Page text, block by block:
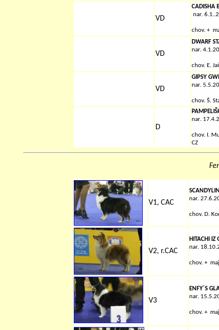
VD
CADISHA
nar.
chov. +
VD
DWARF
nar.
chov. E.
VD
GIPSY
nar.
chov. Š.
D
nar.
chov. I.
CZ
V1, CAC
nar.
chov. D.
V2, r.CAC
HITACHI IZ
nar.
chov. +
V3
ENFY´S
nar.
chov. +